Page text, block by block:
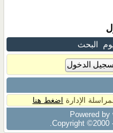
البحث
الإدارة اضغط هنا
Powered
Copyright ©2000